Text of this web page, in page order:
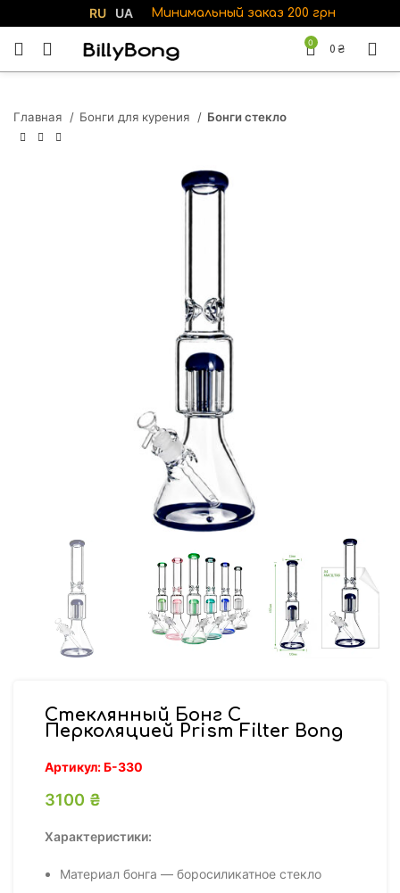
RU UA Минимальный заказ 200 грн
0
0 ₴
Главная Бонги для курения Бонги стекло
Стеклянный Бонг С
Перколяцией Prism Filter Bong
Артикул:Б-330
3100 ₴
Характеристики:
Материал бонга — боросиликатное стекло